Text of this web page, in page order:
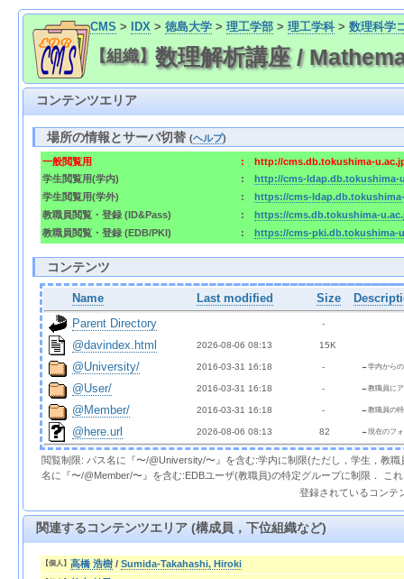
CMS > IDX> 徳島大学> 理工学部> 理工学科> 数理科学
【組織】 数理解析講座 /
コンテンツエリア
場所の情報とサーバ切替(ヘルプ)
一般閲覧用 :
http://cms.db.tokushima-
学生閲覧用(学内)
:
http://cms-ldap.db.tokushima-
学生閲覧用(学外)
:
https://cms-
教職員閲覧・登録 (ID&Pass)
:
https://cms.db.tokushima-
教職員閲覧・登録 (EDB/PKI)
: https://cms-pki.db.tokushima-
コンテンツ
Name Last modified Size
Parent Directory
  -
@davindex.html 2026-08-06 08:13 15K
@University/ 2016-03-31 16:18
  -
←学内から
@User/ 2016-03-31 16:18
  -
←教職員に
@Member/ 2016-03-31 16:18
  -
←教職員の
@here.url 2026-08-06 08:13 82 ←現在のフ
閲覧制限: パス名に『〜/@University/〜』を含む:学内に制限(ただし，学生，教
名に『〜/@Member/〜』を含む:EDBユーザ(教職員)の特定グループに制限． こ
登録されているコンテ
関連するコンテンツエリア (構成員，下位組織など)
【個人】 高橋 浩樹 / Sumida-Takahashi, Hiroki